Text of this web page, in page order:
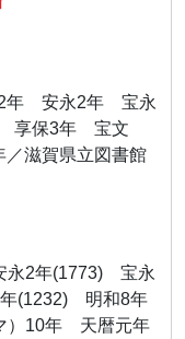
2年 安永2年 宝永
享保3年 宝文
滋賀県立図書館
2年(1773) 宝永
(1232) 明和8年
）10年 天暦元年